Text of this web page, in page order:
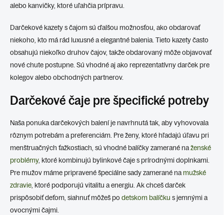
alebo kanvičky, ktoré uľahčia prípravu.
Darčekové kazety s čajom sú ďalšou možnosťou, ako obdarovať
niekoho, kto má rád luxusné a elegantné balenia. Tieto kazety často
obsahujú niekoľko druhov čajov, takže obdarovaný môže objavovať
nové chute postupne. Sú vhodné aj ako reprezentatívny darček pre
kolegov alebo obchodných partnerov.
Darčekové čaje pre špecifické potreby
Naša ponuka darčekových balení je navrhnutá tak, aby vyhovovala
rôznym potrebám a preferenciám. Pre ženy, ktoré hľadajú úľavu pri
menštruačných ťažkostiach, sú vhodné balíčky zamerané naženské
problémy, ktoré kombinujú bylinkové čaje s prírodnými doplnkami.
Pre mužov máme pripravené špeciálne sady zamerané namužské
zdravie , ktoré podporujú vitalitu a energiu. Ak chceš darček
prispôsobiť deťom, siahnuť môžeš podetskom balíčku s jemnými a
ovocnými čajmi.